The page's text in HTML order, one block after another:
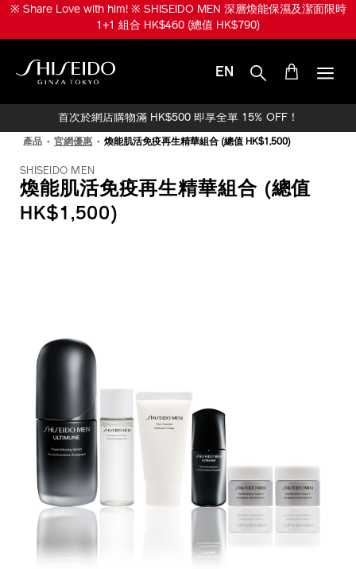
※ Share Love with him! ※ SHISEIDO MEN 深層煥能保濕及潔面限時
1+1 組合 HK$460 (總值 HK$790)
EN
首次於網店購物滿 HK$500 即享全單 15% OFF！
產品 官網優惠 煥能肌活免疫再生精華組合 (總值 HK$1,500)
SHISEIDO MEN
煥能肌活免疫再生精華組合 (總值
HK$1,500)